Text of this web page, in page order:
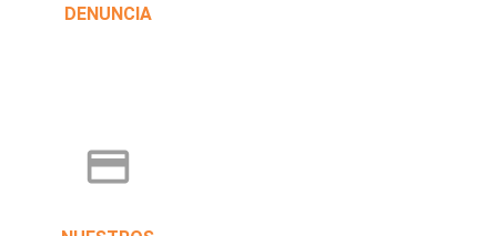
DENUNCIA
credit_card